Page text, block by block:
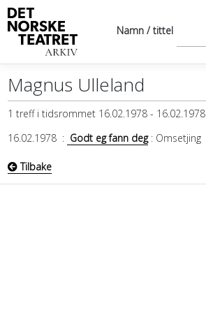
Namn / tittel
Magnus Ulleland
1 treff i tidsrommet 16.02.1978 - 16.02.1978
16.02.1978: Godt eg fann deg: Omsetjing
Tilbake